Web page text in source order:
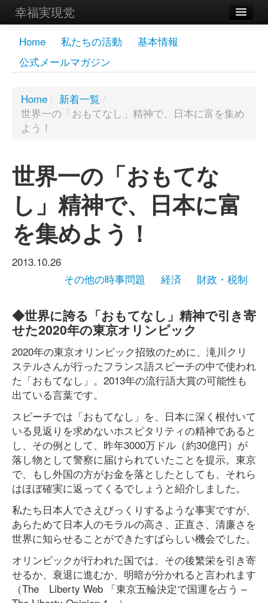
幸福実現党
メンバーズページ
党員
お問い合わせ
Home 私たちの活動
基本情報
公式メールマガジン
Home / 新着一覧 /
世界一の「おもてなし」精神で、日本に富を集め
よう！
世界一の「おもてな
し」精神で、日本に富
を集めよう！
2013.10.26
その他の時事問題
経済 財政・税制
◆世界に誇る「おもてなし」精神で引き寄
せた2020年の東京オリンピック
2020年の東京オリンピック招致のために、滝川クリ
ステルさんが行ったフランス語スピーチの中で使われ
た「おもてなし」。2013年の流行語大賞の可能性も
出ている言葉です。
スピーチでは「おもてなし」を、日本に深く根付いて
いる見返りを求めないホスピタリティの精神であると
し、その例として、昨年3000万ドル（約30億円）が
落し物として警察に届けられていたことを提示。東京
で、もし外国の方がお金を落としたとしても、それら
はほぼ確実に返ってくるでしょうと紹介しました。
私たち日本人でさえびっくりするような事実ですが、
あらためて日本人のモラルの高さ、正直さ、清廉さを
世界に知らせることができたすばらしい機会でした。
オリンピックが行われた国では、その後繁栄を引き寄
せるか、衰退に進むか、明暗が分かれると言われます
（The Liberty Web 「東京五輪決定で国運を占う –